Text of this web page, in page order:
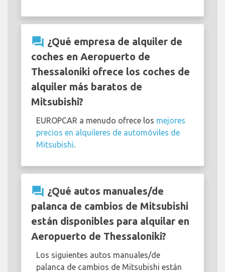
question_answer ¿Qué empresa de alquiler de
coches en Aeropuerto de
Thessaloniki ofrece los coches de
alquiler más baratos de
Mitsubishi?
EUROPCAR a menudo ofrece los mejores
precios en alquileres de automóviles de
Mitsubishi
question_answer ¿Qué autos manuales/de
palanca de cambios de Mitsubishi
están disponibles para alquilar en
Aeropuerto de Thessaloniki?
Los siguientes autos manuales/de
palanca de cambios de Mitsubishi están